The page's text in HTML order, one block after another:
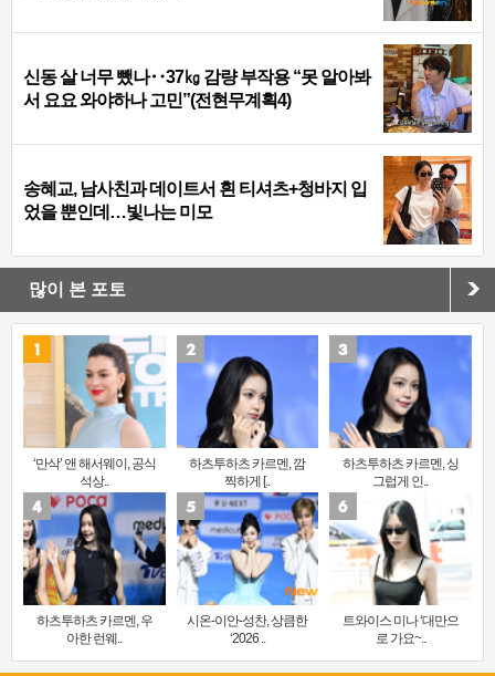
신동 살 너무 뺐나‥37㎏ 감량 부작용 “못 알아봐
서 요요 와야하나 고민”(전현무계획4)
송혜교, 남사친과 데이트서 흰 티셔츠+청바지 입
었을 뿐인데…빛나는 미모
많이 본 포토
‘만삭’ 앤 해서웨이, 공식
석상..
하츠투하츠 카르멘, 깜
찍하게 [..
하츠투하츠 카르멘, 싱
그럽게 인..
하츠투하츠 카르멘, 우
아한 런웨..
시온-이안-성찬, 상큼한
‘2026 ..
트와이스 미나 ‘대만으
로 가요~..